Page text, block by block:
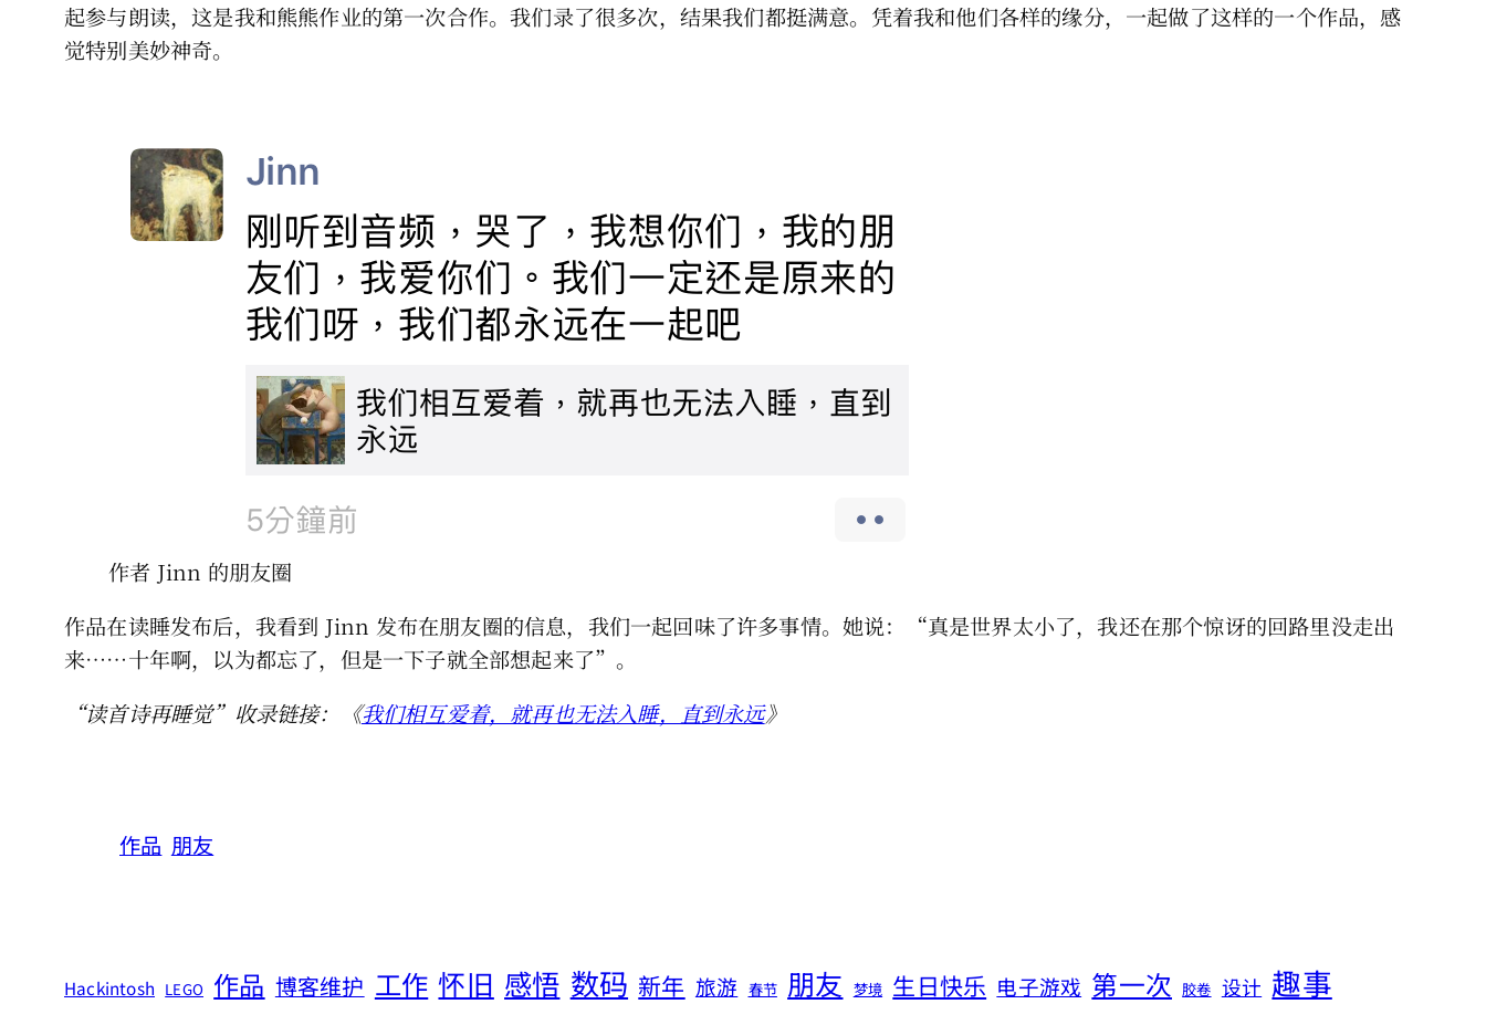
起参与朗读，这是我和熊熊作业的第一次合作。我们录了很多次，结果我们都挺满意。凭着我和他们各样的缘分，一起做了这样的一个作品，感
觉特别美妙神奇。
作者 Jinn 的朋友圈
作品在读睡发布后，我看到 Jinn 发布在朋友圈的信息，我们一起回味了许多事情。她说：“真是世界太小了，我还在那个惊讶的回路里没走出
来……十年啊，以为都忘了，但是一下子就全部想起来了”。
“读首诗再睡觉”收录链接：《我们相互爱着，就再也无法入睡，直到永远》
作品 朋友
Hackintosh LEGO 作品 博客维护 工作 怀旧 感悟 数码 新年 旅游 春节 朋友 梦境 生日快乐 电子游戏 第一次 胶卷 设计 趣事